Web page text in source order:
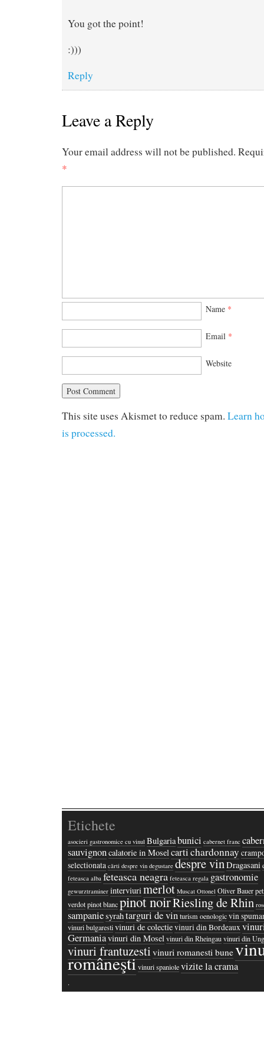
You got the point!
:)))
Reply
Leave a Reply
Your email address will not be published.
*
Name *
Email *
Website
This site uses Akismet to reduce spam. Learn
is processed.
Etichete
asocieri gastronomice cu vinul Bulgariabunici cabernet franc
sauvignoncalatorie in Mosel cartichardonnay
selectionata cărti despre vin degustare despre vinDragasani
feteasca alba feteasca neagra feteasca regala gastronomie
gewurztraminer interviuri merlot Muscat Ottonel Oliver Bauer
verdotpinot blancpinot noirRiesling de Rhin
sampaniesyrahtarguri de vinturism oenologicvin
vinuri bulgarestivinuri de colectievinuri din Bordeaux
Germaniavinuri din Mosel vinuri din Rheingauvinuri din
vinuri frantuzesti vinuri romanesti bune
româneştivinuri spaniolevizite la crama
·